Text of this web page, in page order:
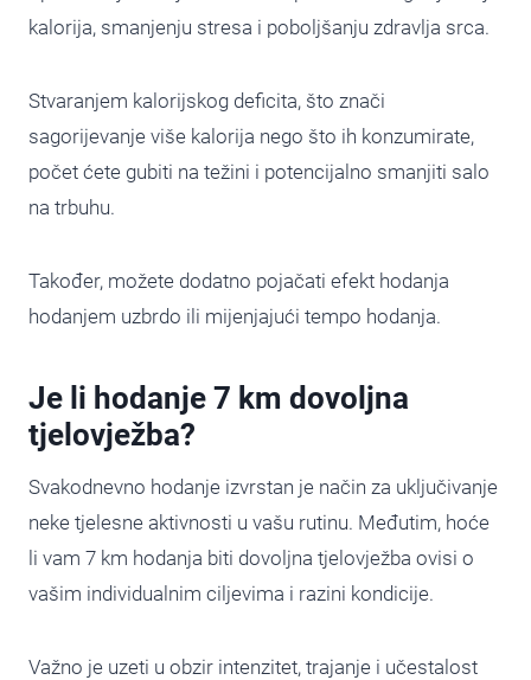
kalorija, smanjenju stresa i poboljšanju zdravlja srca.
Stvaranjem kalorijskog deficita, što znači
sagorijevanje više kalorija nego što ih konzumirate,
počet ćete gubiti na težini i potencijalno smanjiti salo
na trbuhu.
Također, možete dodatno pojačati efekt hodanja
hodanjem uzbrdo ili mijenjajući tempo hodanja.
Je li hodanje 7 km dovoljna
tjelovježba?
Svakodnevno hodanje izvrstan je način za uključivanje
neke tjelesne aktivnosti u vašu rutinu. Međutim, hoće
li vam 7 km hodanja biti dovoljna tjelovježba ovisi o
vašim individualnim ciljevima i razini kondicije.
Važno je uzeti u obzir intenzitet, trajanje i učestalost